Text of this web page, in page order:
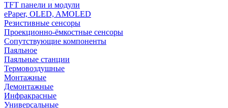
TFT панели и модули
ePaper, OLED, AMOLED
Резистивные сенсоры
Проекционно-ёмкостные сенсоры
Сопутствующие компоненты
Паяльное
Паяльные станции
Термовоздушные
Монтажные
Демонтажные
Инфракрасные
Универсальные